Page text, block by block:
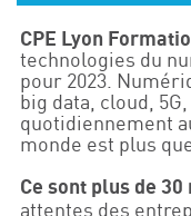
CPE Lyon
technologies du
pour 2023.
big data, cloud,
quotidiennement
monde est plus
Ce sont plus de
attentes des